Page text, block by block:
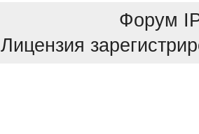
Форум
Лицензия